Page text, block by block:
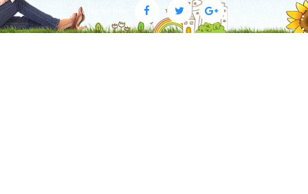
Chia sẻ trên: